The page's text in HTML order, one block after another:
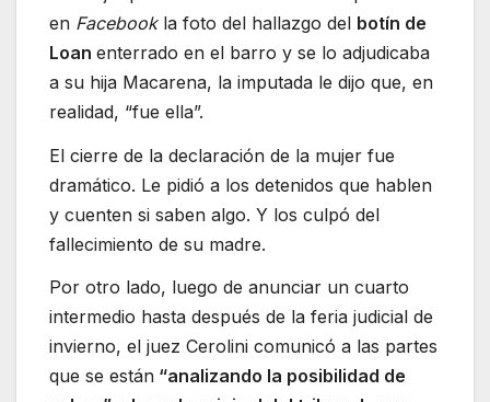
en Facebookla foto del hallazgo del botín de
Loan enterrado en el barro y se lo adjudicaba
a su hija Macarena, la imputada le dijo que, en
realidad, “fue ella”.
El cierre de la declaración de la mujer fue
dramático. Le pidió a los detenidos que hablen
y cuenten si saben algo. Y los culpó del
fallecimiento de su madre.
Por otro lado, luego de anunciar un cuarto
intermedio hasta después de la feria judicial de
invierno, el juez Cerolini comunicó a las partes
que se están “analizando la posibilidad de